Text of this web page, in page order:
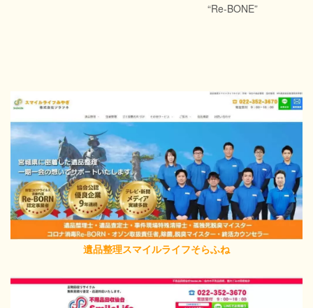
“Re-BONE”
遺品整理スマイルライフそらふね